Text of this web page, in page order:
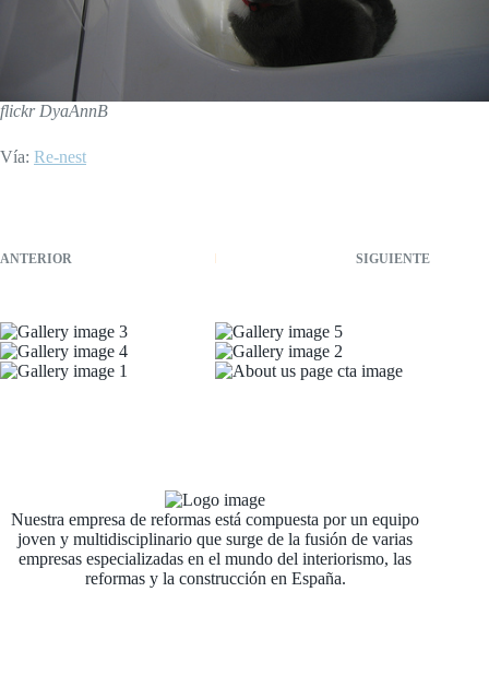
flickr DyaAnnB
Vía: Re-nest
ANTERIOR SIGUIENTE
Nuestra empresa de reformas está compuesta por un equipo
joven y multidisciplinario que surge de la fusión de varias
empresas especializadas en el mundo del interiorismo, las
reformas y la construcción en España.